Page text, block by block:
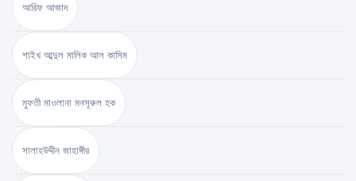
আরিফ আজাদ
শাইখ আব্দুল মালিক আল কাসিম
মুফতী মাওলানা মনসূরুল হক
সালাহউদ্দীন জাহাঙ্গীর